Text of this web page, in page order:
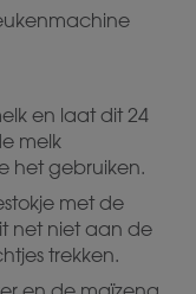
en laat dit 24
melk
het gebruiken.
met de
net niet aan de
trekken.